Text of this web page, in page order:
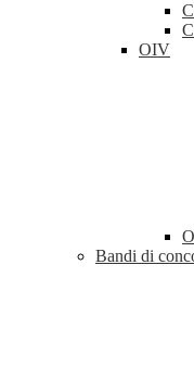
OIV
Bandi di